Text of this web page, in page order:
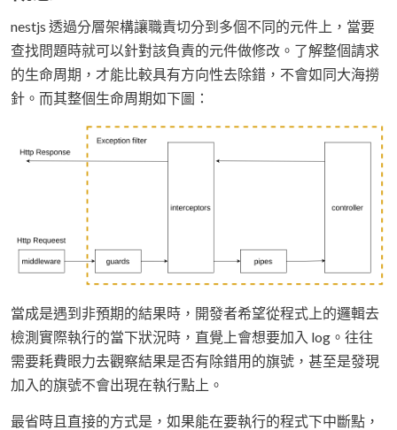
nestjs 透過分層架構讓職責切分到多個不同的元件上，當要
查找問題時就可以針對該負責的元件做修改。了解整個請求
的生命周期，才能比較具有方向性去除錯，不會如同大海撈
針。而其整個生命周期如下圖：
當成是遇到非預期的結果時，開發者希望從程式上的邏輯去
檢測實際執行的當下狀況時，直覺上會想要加入 log。往往
需要耗費眼力去觀察結果是否有除錯用的旗號，甚至是發現
加入的旗號不會出現在執行點上。
最省時且直接的方式是，如果能在要執行的程式下中斷點，